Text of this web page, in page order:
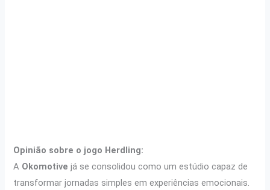
Opinião sobre o jogo Herdling:
A Okomotive já se consolidou como um estúdio capaz de
transformar jornadas simples em experiências emocionais.